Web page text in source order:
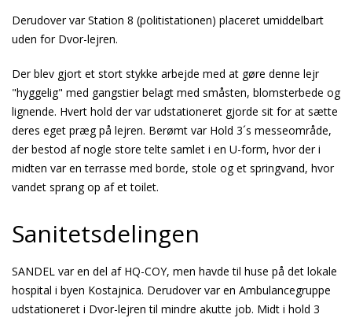
Derudover var Station 8 (politistationen) placeret umiddelbart
uden for Dvor-lejren.
Der blev gjort et stort stykke arbejde med at gøre denne lejr
"hyggelig" med gangstier belagt med småsten, blomsterbede og
lignende. Hvert hold der var udstationeret gjorde sit for at sætte
deres eget præg på lejren. Berømt var Hold 3´s messeområde,
der bestod af nogle store telte samlet i en U-form, hvor der i
midten var en terrasse med borde, stole og et springvand, hvor
vandet sprang op af et toilet.
Sanitetsdelingen
SANDEL var en del af HQ-COY, men havde til huse på det lokale
hospital i byen Kostajnica. Derudover var en Ambulancegruppe
udstationeret i Dvor-lejren til mindre akutte job. Midt i hold 3